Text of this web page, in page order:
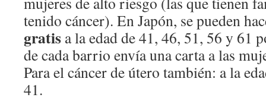
tenido cáncer). En Japón, se pueden
gratis a la edad de 41, 46, 51, 56 y 61
de cada barrio envía una carta a las
Para el cáncer de útero también: a la
41.